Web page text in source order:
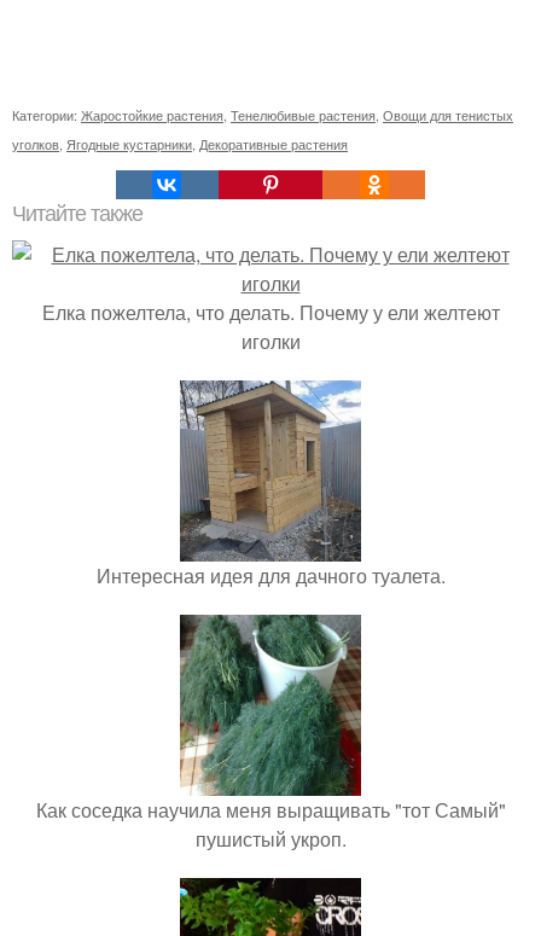
Категории: Жаростойкие растения Тенелюбивые растения Овощи для тенистых
уголков Ягодные кустарники Декоративные растения
Читайте также
Елка пожелтела, что делать. Почему у ели желтеют
иголки
Интересная идея для дачного туалета.
Как соседка научила меня выращивать "тот Самый"
пушистый укроп.